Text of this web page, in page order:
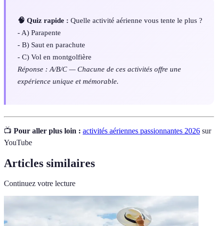
🧠 Quiz rapide : Quelle activité aérienne vous tente le plus ?
- A) Parapente
- B) Saut en parachute
- C) Vol en montgolfière
Réponse : A/B/C — Chacune de ces activités offre une
expérience unique et mémorable.
📺 Pour aller plus loin : activités aériennes passionnantes 2026 sur
YouTube
Articles similaires
Continuez votre lecture